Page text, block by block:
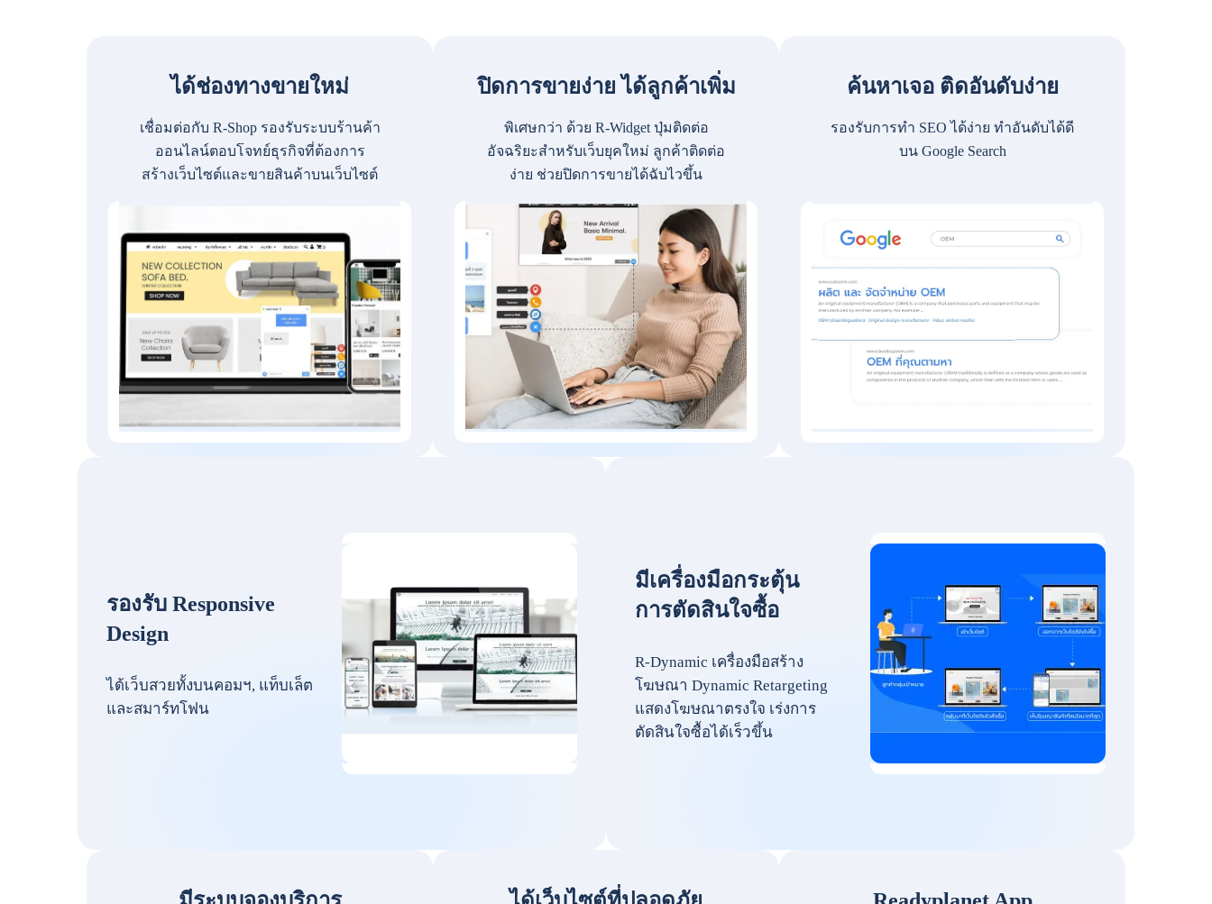
ได้ช่องทางขายใหม่
เชื่อมต่อกับ R-Shop รองรับระบบร้านค้า
ออนไลน์ตอบโจทย์ธุรกิจที่ต้องการ
สร้างเว็บไซต์และขายสินค้าบนเว็บไซต์
ปิดการขายง่าย ได้ลูกค้าเพิ่ม
พิเศษกว่า ด้วย R-Widget ปุ่มติดต่อ
อัจฉริยะสำหรับเว็บยุคใหม่ ลูกค้าติดต่อ
ง่าย ช่วยปิดการขายได้ฉับไวขึ้น
ค้นหาเจอ ติดอันดับง่าย
รองรับการทำ SEO ได้ง่าย ทำอันดับได้ดี
บน Google Search
รองรับ Responsive
Design
ได้เว็บสวยทั้งบนคอมฯ, แท็บเล็ต
และสมาร์ทโฟน
มีเครื่องมือกระตุ้น
การตัดสินใจซื้อ
R-Dynamic เครื่องมือสร้าง
โฆษณา Dynamic Retargeting
แสดงโฆษณาตรงใจ เร่งการ
ตัดสินใจซื้อได้เร็วขึ้น